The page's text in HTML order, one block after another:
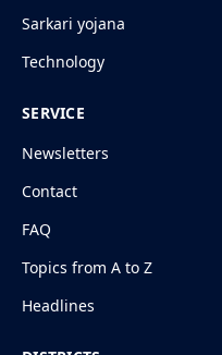
Sarkari yojana
Technology
SERVICE
Newsletters
Contact
FAQ
Topics from A to Z
Headlines